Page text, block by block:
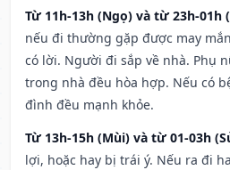
Từ 11h-13h (Ngọ) và từ 23h-01h
nếu đi thường gặp được may
có lời. Người đi sắp về nhà. Phụ
trong nhà đều hòa hợp. Nếu có
đình đều mạnh khỏe.
Từ 13h-15h (Mùi) và từ 01-03h
lợi, hoặc hay bị trái ý. Nếu ra đi